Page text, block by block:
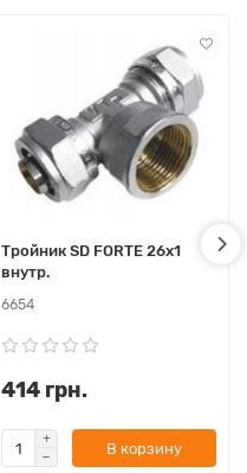
Тройник SD FORTE 26х1
внутр.
6654
414 грн.
В корзину